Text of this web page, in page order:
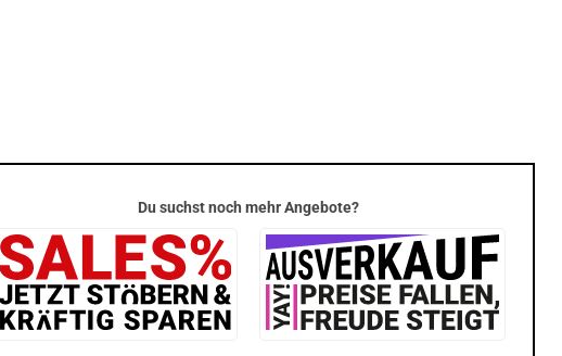
Du suchst noch mehr Angebote?